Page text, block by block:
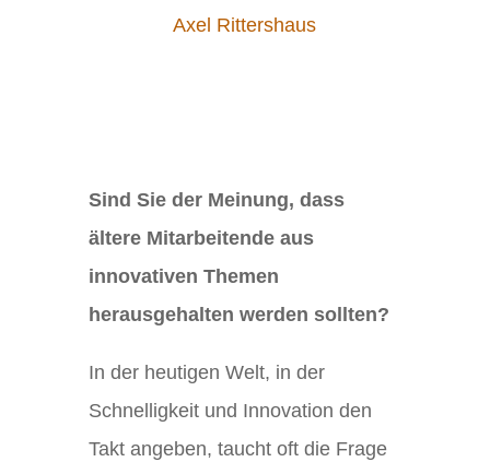
Axel Rittershaus
Sind Sie der Meinung, dass
ältere Mitarbeitende aus
innovativen Themen
herausgehalten werden sollten?
In der heutigen Welt, in der
Schnelligkeit und Innovation den
Takt angeben, taucht oft die Frage